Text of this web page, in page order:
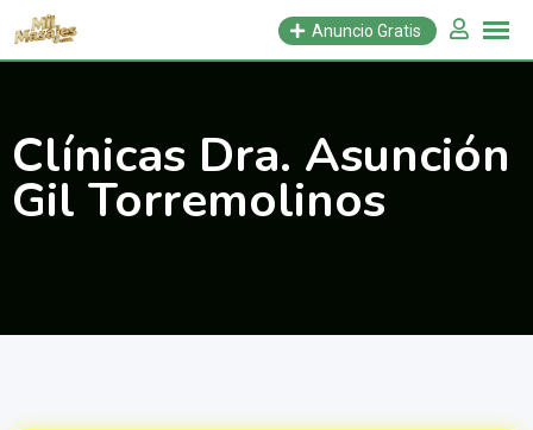
Saltar
Anuncio Gratis
Clínicas Dra. Asunción
Gil Torremolinos